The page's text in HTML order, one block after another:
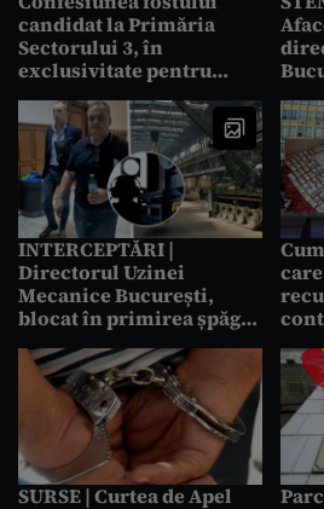
candidat la Primăria
Sectorului 3, în
exclusivitate pentru
arestat: „Am site-uri,
scriu pentru Turcia. A
fost lucrarea unui ofițer”
și îl
INTERCEPTĂRI |
Directorul Uzinei
Mecanice București,
blocat în primirea șpăgii
Cotroceni: „Păi, mâine se
duce la Nicușor Dan, că e
Ziua Europei”
SURSE | Curtea de Apel